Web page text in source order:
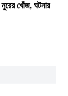
খোঁজ, ঘটনার